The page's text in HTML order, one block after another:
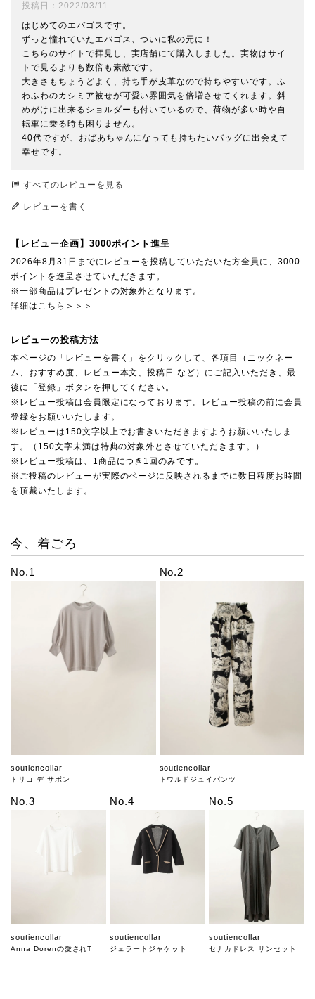
投稿日
2022/03/11
はじめてのエバゴスです。
ずっと憧れていたエバゴス、ついに私の元に！
こちらのサイトで拝見し、実店舗にて購入しました。実物はサイ
トで見るよりも数倍も素敵です。
大きさもちょうどよく、持ち手が皮革なので持ちやすいです。ふ
わふわのカシミア被せが可愛い雰囲気を倍増させてくれます。斜
めがけに出来るショルダーも付いているので、荷物が多い時や自
転車に乗る時も困りません。
40代ですが、おばあちゃんになっても持ちたいバッグに出会えて
幸せです。
すべてのレビューを見る
レビューを書く
【レビュー企画】3000ポイント進呈
2026年8月31日までにレビューを投稿していただいた方全員に、3000
ポイントを進呈させていただきます。
※一部商品はプレゼントの対象外となります。
詳細はこちら＞＞＞
レビューの投稿方法
本ページの「レビューを書く」をクリックして、各項目（ニックネー
ム、おすすめ度、レビュー本文、投稿日 など）にご記入いただき、最
後に「登録」ボタンを押してください。
※レビュー投稿は会員限定になっております。レビュー投稿の前に会員
登録をお願いいたします。
※レビューは150文字以上でお書きいただきますようお願いいたしま
す。（150文字未満は特典の対象外とさせていただきます。）
※レビュー投稿は、1商品につき1回のみです。
※ご投稿のレビューが実際のページに反映されるまでに数日程度お時間
を頂戴いたします。
今、着ごろ
No.1
soutiencollar
トリコ デ サボン
No.2
soutiencollar
トワルドジュイパンツ
No.3
soutiencollar
Anna Dorenの愛されT
No.4
soutiencollar
ジェラートジャケット
No.5
soutiencollar
セナカドレス サンセット